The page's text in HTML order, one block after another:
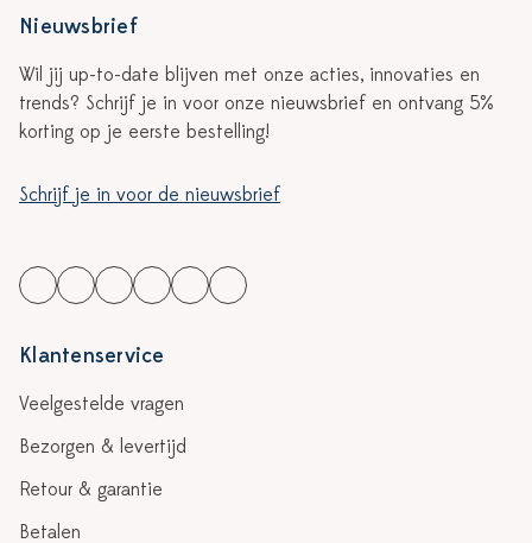
Nieuwsbrief
Wil jij up-to-date blijven met onze acties, innovaties en
trends? Schrijf je in voor onze nieuwsbrief en ontvang 5%
korting op je eerste bestelling!
Schrijf je in voor de nieuwsbrief
Klantenservice
Veelgestelde vragen
Bezorgen & levertijd
Retour & garantie
Betalen